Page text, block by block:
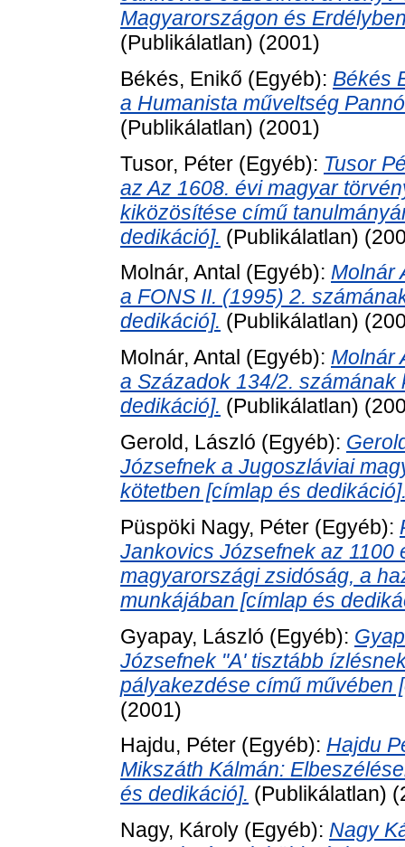
Magyarországon és
(Publikálatlan) (2001)
Békés, Enikő (Egyéb): Békés
a Humanista műveltség
(Publikálatlan) (2001)
Tusor, Péter (Egyéb): Tusor
az Az 1608. évi magyar
kiközösítése című
dedikáció]. (Publikálatlan)
Molnár, Antal (Egyéb): Molnár
a FONS II. (1995) 2.
dedikáció]. (Publikálatlan)
Molnár, Antal (Egyéb): Molnár
a Századok 134/2.
dedikáció]. (Publikálatlan)
Gerold, László (Egyéb):
Józsefnek a Jugoszláviai
kötetben [címlap és
Püspöki Nagy, Péter (Egyéb):
Jankovics Józsefnek az 1100
magyarországi zsidóság, a
munkájában [címlap és
Gyapay, László (Egyéb):
Józsefnek "A' tisztább
pályakezdése című művében
(2001)
Hajdu, Péter (Egyéb): Hajdu
Mikszáth Kálmán:
és dedikáció]. (Publikálatlan)
Nagy, Károly (Egyéb): Nagy